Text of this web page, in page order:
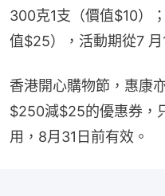
300克1支（價值$10）
值$25），活動期從7 月
香港開心購物節，惠康
$250減$25的優惠券，
用，8月31日前有效。